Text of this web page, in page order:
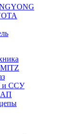
и ССУ